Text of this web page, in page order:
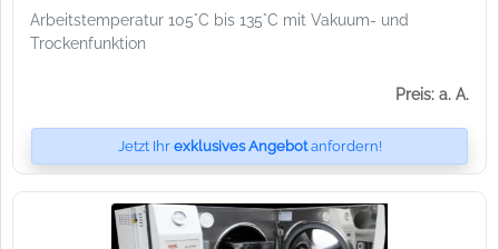
Arbeitstemperatur 105°C bis 135°C mit Vakuum- und
Trockenfunktion
Preis: a. A.
Jetzt Ihr exklusives Angebotanfordern!